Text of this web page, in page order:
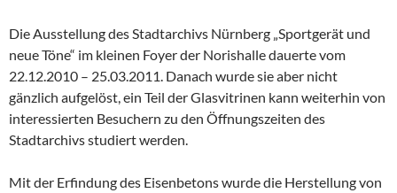
Die Ausstellung des Stadtarchivs Nürnberg „Sportgerät und
neue Töne“ im kleinen Foyer der Norishalle dauerte vom
22.12.2010 – 25.03.2011. Danach wurde sie aber nicht
gänzlich aufgelöst, ein Teil der Glasvitrinen kann weiterhin von
interessierten Besuchern zu den Öffnungszeiten des
Stadtarchivs studiert werden.
Mit der Erfindung des Eisenbetons wurde die Herstellung von